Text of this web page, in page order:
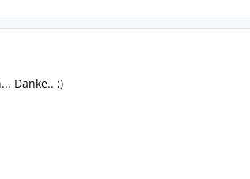
Danke.. ;)